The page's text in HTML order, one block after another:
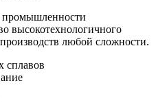
промышленности
высокотехнологичного
любой сложности.
сплавов